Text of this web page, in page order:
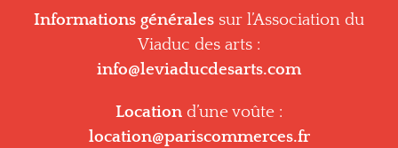
Informations générales sur l’Association du
Viaduc des arts :
info@leviaducdesarts.com
Location d’une voûte :
location@pariscommerces.fr